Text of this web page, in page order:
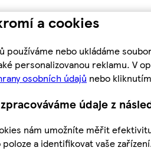
a cookies
používáme nebo ukládáme
personalizovanou reklamu. V
osobních údajů nebo
údaje z
nám umožníte měřit
a identifikovat vaše